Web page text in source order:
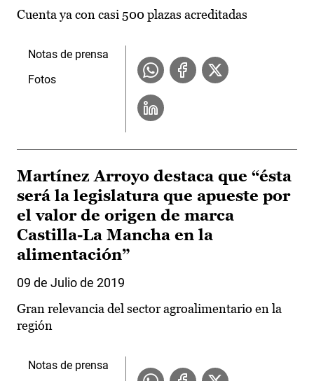
Cuenta ya con casi 500 plazas acreditadas
Notas de prensa
Fotos
Martínez Arroyo destaca que “ésta
será la legislatura que apueste por
el valor de origen de marca
Castilla-La Mancha en la
alimentación”
09 de Julio de 2019
Gran relevancia del sector agroalimentario en la
región
Notas de prensa